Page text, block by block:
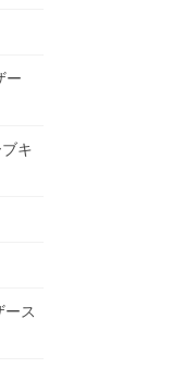
ー
キ
ース